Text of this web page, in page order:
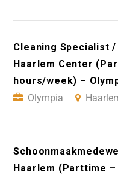
Cleaning Specialist
Haarlem Center
hours/week) –
Olympia
Haarlem (Parttime –